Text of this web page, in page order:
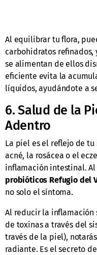
Al equilibrar tu flora,
carbohidratos refinados,
se alimentan de ellos
eficiente evita la
líquidos, ayudándote a
6. Salud de la
Adentro
La piel es el reflejo de
acné, la rosácea o el
inflamación intestinal.
probióticos Refugio del
no solo el síntoma.
Al reducir la
de toxinas a través del
través de la piel),
radiante. Es el secreto